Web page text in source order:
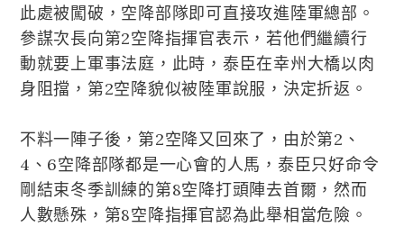
此處被闖破，空降部隊即可直接攻進陸軍總部。
參謀次長向第2空降指揮官表示，若他們繼續行
動就要上軍事法庭，此時，泰臣在幸州大橋以肉
身阻擋，第2空降貌似被陸軍說服，決定折返。
不料一陣子後，第2空降又回來了，由於第2、
4、6空降部隊都是一心會的人馬，泰臣只好命令
剛結束冬季訓練的第8空降打頭陣去首爾，然而
人數懸殊，第8空降指揮官認為此舉相當危險。